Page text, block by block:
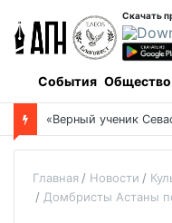
Скачать
События Общество
Главная Новости
Домбристы Астаны